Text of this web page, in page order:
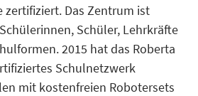
Das Zentrum ist
Schüler, Lehrkräfte
2015 hat das Roberta
Schulnetzwerk
mit kostenfreien Robotersets